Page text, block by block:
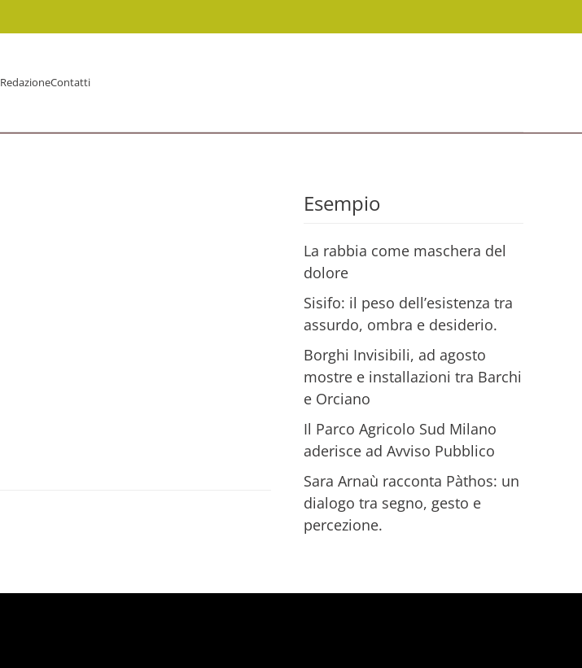
RedazioneContatti
Esempio
La rabbia come maschera del
dolore
Sisifo: il peso dell’esistenza tra
assurdo, ombra e desiderio.
Borghi Invisibili, ad agosto
mostre e installazioni tra Barchi
e Orciano
Il Parco Agricolo Sud Milano
aderisce ad Avviso Pubblico
Sara Arnaù racconta Pàthos: un
dialogo tra segno, gesto e
percezione.